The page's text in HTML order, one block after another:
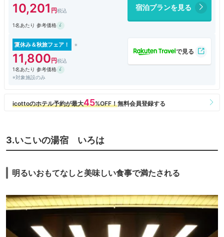
珍しいと思います。
10,201 宿泊プランを見る
1名あたり 参考価格
夏休み＆秋旅フェア！
11,800
1名あたり 参考価格
※対象施設のみ
3.いこいの湯宿 いろは
明るいおもてなしと美味しい食事で満たされる